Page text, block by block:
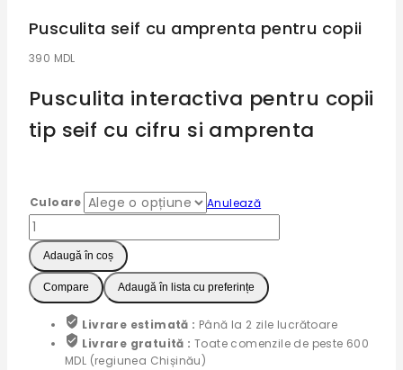
Pusculita seif cu amprenta pentru copii
390 MDL
Pusculita interactiva pentru copii
tip seif cu cifru si amprenta
Culoare
Anulează
Cantitate
Pusculita
seif
cu
amprenta
pentru
copii
Adaugă în coș
Compare Adaugă în lista cu preferințe
Livrare estimată : Până la 2 zile lucrătoare
Livrare gratuită :Toate comenzile de peste 600
MDL (regiunea Chișinău)